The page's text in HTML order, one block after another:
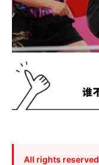
All rights reserved